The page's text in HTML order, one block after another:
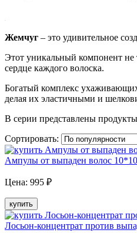
Жемчуг – это удивительное
Этот уникальный компонент не
сердце каждого волоска.
Богатый комплекс ухаживающих
делая их эластичными и
В серии представлены
Сортировать:
Ампулы от выпаден волос
Цена: 995 ₽
купить
Лосьон-концентрат против